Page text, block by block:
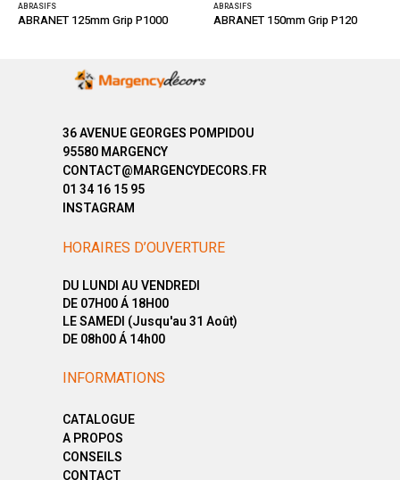
ABRASIFS
ABRANET 125mm Grip P1000
ABRASIFS
ABRANET 150mm Grip P120
36 AVENUE GEORGES POMPIDOU
95580 MARGENCY
CONTACT@MARGENCYDECORS.FR
01 34 16 15 95
INSTAGRAM
HORAIRES D’OUVERTURE
DU LUNDI AU VENDREDI
DE 07H00 Á 18H00
LE SAMEDI (Jusqu'au 31 Août)
DE 08h00 Á 14h00
INFORMATIONS
CATALOGUE
A PROPOS
CONSEILS
CONTACT